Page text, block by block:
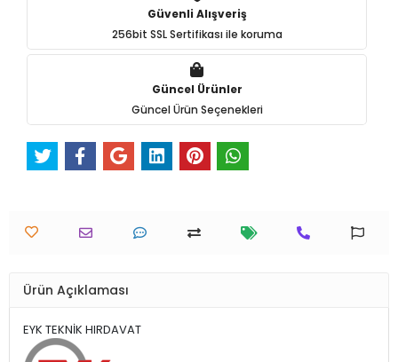
Güvenli Alışveriş
256bit SSL Sertifikası ile koruma
Güncel Ürünler
Güncel Ürün Seçenekleri
Ürün Açıklaması
EYK TEKNİK HIRDAVAT